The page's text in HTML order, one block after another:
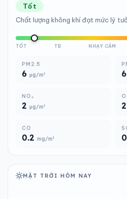
Tốt
Chất lượng không khí đạt mức lý
TỐT TB NHẠY CẢM
PM2.5
6 µg/m³ 6
NO₂
2 µg/m³
CO
0.2 mg/m³ 0
MẶT TRỜI HÔM NAY